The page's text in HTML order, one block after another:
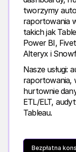
tworzymy
raportowania
takich jak
Power BI,
Alteryx i
Nasze usługi:
raportowania,
hurtownie
ETL/ELT,
Tableau.
Bezpłatna